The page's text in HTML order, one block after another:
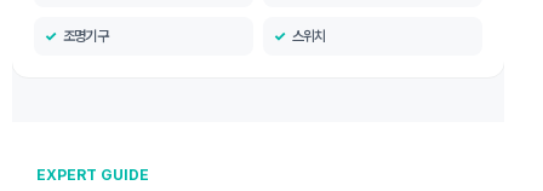
조명기구 스위치
EXPERT GUIDE